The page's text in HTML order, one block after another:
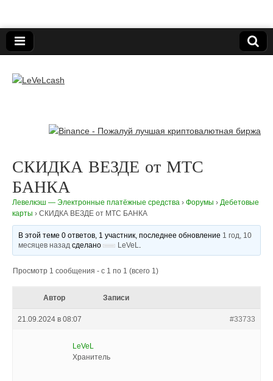
LeVeLcash
СКИДКА ВЕЗДЕ от МТС
БАНКА
Левелкэш — Электронные платёжные средства › Форумы › Дебетовые
карты › СКИДКА ВЕЗДЕ от МТС БАНКА
В этой теме 0 ответов, 1 участник, последнее обновление 1 год, 10
месяцев назад сделано LeVeL.
Просмотр 1 сообщения - с 1 по 1 (всего 1)
Автор Записи
21.09.2024 в 08:07 #33733
LeVeL
Хранитель